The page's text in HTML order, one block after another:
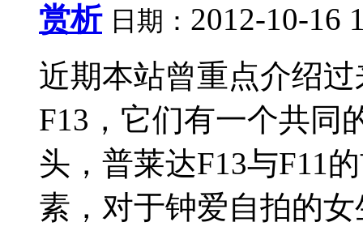
赏析 日期： 2012-10-16
近期本站曾重点介绍
F13，它们有一个共同
头，普莱达F13与F11
素，对于钟爱自拍的